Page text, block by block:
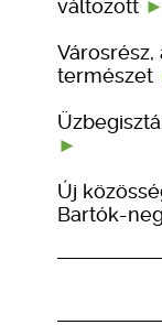
változott
természet
Új
Bartók-